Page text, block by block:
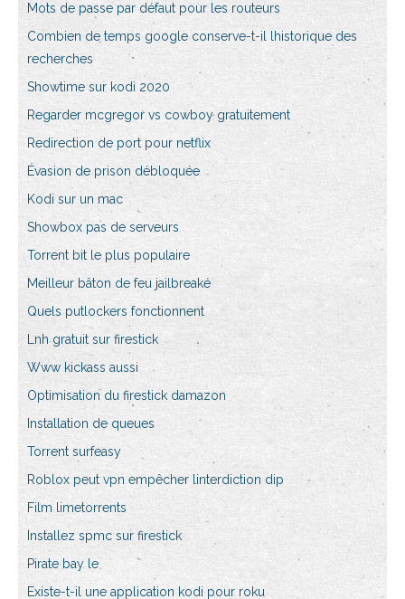
Mots de passe par défaut pour les routeurs
Combien de temps google conserve-t-il lhistorique des
recherches
Showtime sur kodi 2020
Regarder mcgregor vs cowboy gratuitement
Redirection de port pour netflix
Évasion de prison débloquée
Kodi sur un mac
Showbox pas de serveurs
Torrent bit le plus populaire
Meilleur bâton de feu jailbreaké
Quels putlockers fonctionnent
Lnh gratuit sur firestick
Www kickass aussi
Optimisation du firestick damazon
Installation de queues
Torrent surfeasy
Roblox peut vpn empêcher linterdiction dip
Film limetorrents
Installez spmc sur firestick
Pirate bay le
Existe-t-il une application kodi pour roku